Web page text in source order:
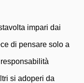
impari dai
di pensare solo a
si adoperi da